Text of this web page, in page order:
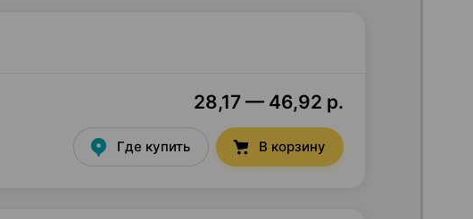
28,17 — 46,92 р.
Где купить В корзину